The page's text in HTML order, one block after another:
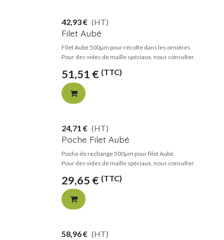
Filet Aubé
Filet Aubé 500µm pour récolte dans les ornières
Pour des vides de maille spéciaux, nous consulter.
51,51 € (TTC)
42,93€ (HT)
Poche Filet Aubé
Poche de rechange 500µm pour filet Aubé.
Pour des vides de maille spéciaux, nous consulter.
29,65 € (TTC)
24,71 € (HT)
58,96€ (HT)